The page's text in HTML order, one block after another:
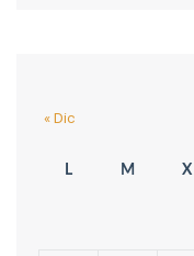
L M X
« Dic